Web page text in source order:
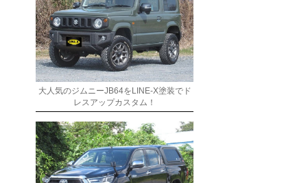
大人気のジムニーJB64をLINE-X塗装でド
レスアップカスタム！